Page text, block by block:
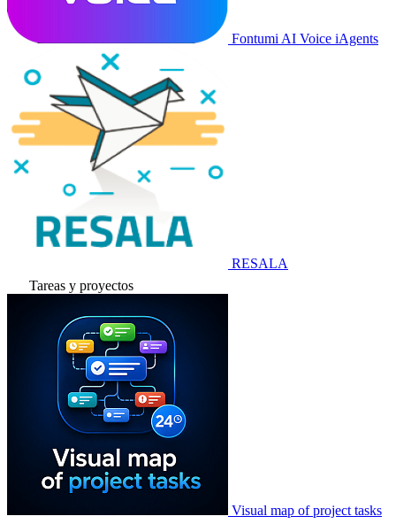
Fontumi AI Voice iAgents
RESALA
Tareas y proyectos
Visual map of project tasks